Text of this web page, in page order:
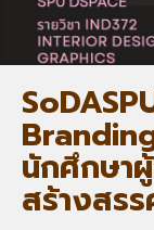
นักศึกษา
สร้างสร